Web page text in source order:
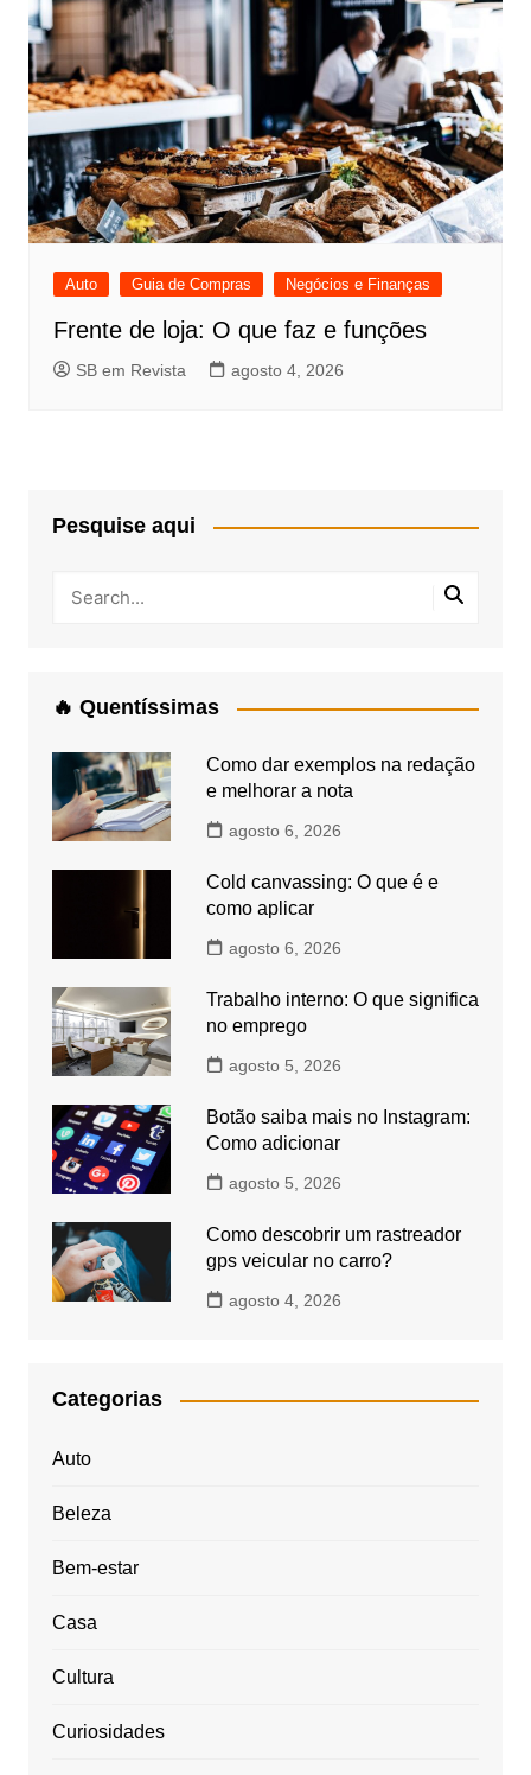
Auto Guia de Compras Negócios e Finanças
Frente de loja: O que faz e funções
SB em Revista agosto 4, 2026
Pesquise aqui
🔥 Quentíssimas
Como dar exemplos na redação
e melhorar a nota
agosto 6, 2026
Cold canvassing: O que é e
como aplicar
agosto 6, 2026
Trabalho interno: O que significa
no emprego
agosto 5, 2026
Botão saiba mais no Instagram:
Como adicionar
agosto 5, 2026
Como descobrir um rastreador
gps veicular no carro?
agosto 4, 2026
Categorias
Auto
Beleza
Bem-estar
Casa
Cultura
Curiosidades